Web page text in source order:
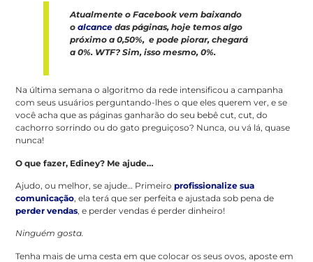
Atualmente o Facebook vem baixando
oalcance das páginas, hoje temos algo
próximo a 0,50%, e pode piorar, chegará
a 0%. WTF? Sim, isso mesmo, 0%.
Na última semana o algoritmo da rede intensificou a campanha
com seus usuários perguntando-lhes o que eles querem ver, e se
você acha que as páginas ganharão do seu bebê cut, cut, do
cachorro sorrindo ou do gato preguiçoso? Nunca, ou vá lá, quase
nunca!
O que fazer, Ediney? Me ajude…
Ajudo, ou melhor, se ajude… Primeiroprofissionalize sua
comunicação, ela terá que ser perfeita e ajustada sob pena de
perder vendas, e perder vendas é perder dinheiro!
Ninguém gosta.
Tenha mais de uma cesta em que colocar os seus ovos, aposte em